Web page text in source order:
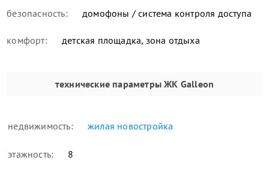
безопасность: домофоны / система контроля доступа
комфорт: детская площадка, зона отдыха
технические параметры ЖК Galleon
недвижимость: жилая новостройка
этажность: 8